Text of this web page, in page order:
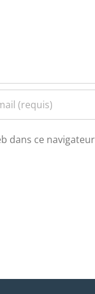
dans ce